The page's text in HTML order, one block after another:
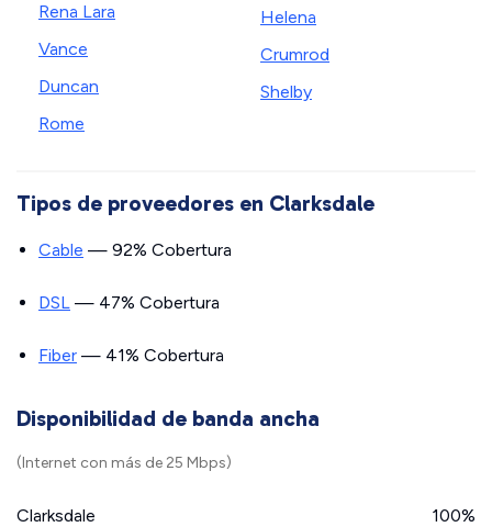
Rena Lara
Vance
Duncan
Rome
Helena
Crumrod
Shelby
Tipos de proveedores en Clarksdale
Cable — 92% Cobertura
DSL — 47% Cobertura
Fiber — 41% Cobertura
Disponibilidad de banda ancha
(Internet con más de 25 Mbps)
Clarksdale 100%